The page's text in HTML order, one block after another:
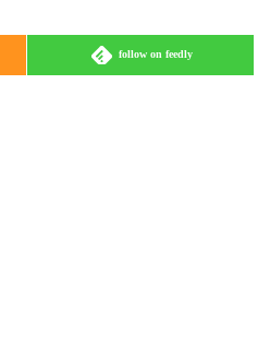
follow on feedly